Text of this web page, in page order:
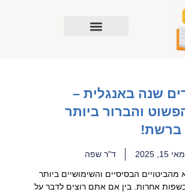
שנה באנגלית –
והברור ביותר
ברשת!
מאי 15, 2025 ד"ר שפה
הבסיסיים והשימושיים ביותר
אחרות. בין אם אתם רוצים לדבר על